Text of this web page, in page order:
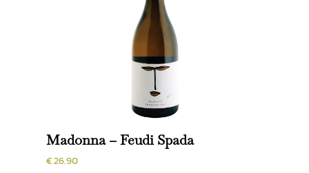
Madonna – Feudi Spada
€ 26.90